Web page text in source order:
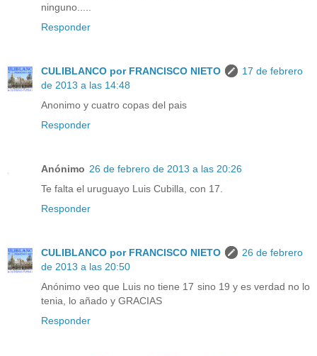
ninguno.....
Responder
CULIBLANCO por FRANCISCO NIETO
17 de febrero
de 2013 a las 14:48
Anonimo y cuatro copas del pais
Responder
Anónimo 26 de febrero de 2013 a las 20:26
Te falta el uruguayo Luis Cubilla, con 17.
Responder
CULIBLANCO por FRANCISCO NIETO
26 de febrero
de 2013 a las 20:50
Anónimo veo que Luis no tiene 17 sino 19 y es verdad no lo
tenia, lo añado y GRACIAS
Responder